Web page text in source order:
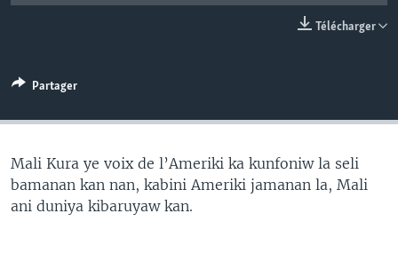
Télécharger
Partager
Mali Kura ye voix de l’Ameriki ka kunfoniw la seli
bamanan kan nan, kabini Ameriki jamanan la, Mali
ani duniya kibaruyaw kan.